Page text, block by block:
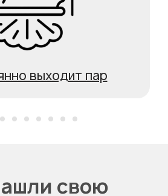
выходит пар
свою